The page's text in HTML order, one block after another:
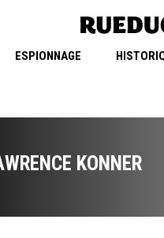
ESPIONNAGE
KONNER